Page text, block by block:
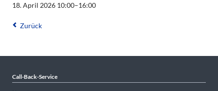
18. April 2026 10:00–16:00
Zurück
Call-Back-Service